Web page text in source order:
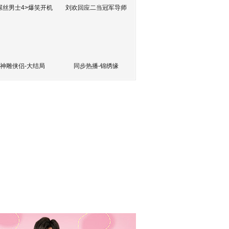
丝男士4>爆笑开机 刘欢回应二当冠军导师
神雕侠侣-大结局 同步热播-锦绣缘